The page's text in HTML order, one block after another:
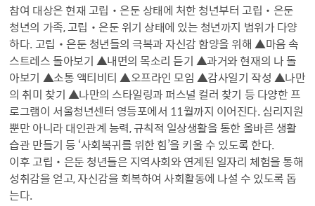
참여 대상은 현재 고립‧은둔 상태에 처한 청년부터 고립‧은둔
청년의 가족, 고립‧은둔 위기 상태에 있는 청년까지 범위가 다양
하다. 고립‧은둔 청년들의 극복과 자신감 함양을 위해 ▲마음 속
스트레스 돌아보기 ▲내면의 목소리 듣기 ▲과거와 현재의 나 돌
아보기 ▲소통 액티비티 ▲오프라인 모임 ▲감사일기 작성 ▲나만
의 취미 찾기 ▲나만의 스타일링과 퍼스널 컬러 찾기 등 다양한 프
로그램이 서울청년센터 영등포에서 11월까지 이어진다. 심리지원
뿐만 아니라 대인관계 능력, 규칙적 일상생활을 통한 올바른 생활
습관 만들기 등 ‘사회복귀를 위한 힘’을 키울 수 있도록 한다.
이후 고립‧은둔 청년들은 지역사회와 연계된 일자리 체험을 통해
성취감을 얻고, 자신감을 회복하여 사회활동에 나설 수 있도록 돕
는다.